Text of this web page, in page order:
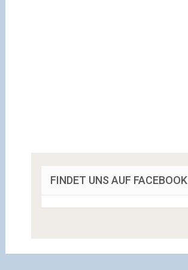
FINDET UNS AUF FACEBOOK